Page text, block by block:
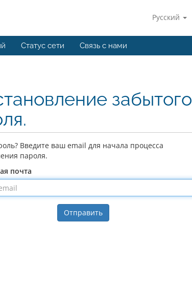
Русский
Статус сети Связь с нами
забытого
Введите ваш email для начала процесса
пароля.
почта
Отправить